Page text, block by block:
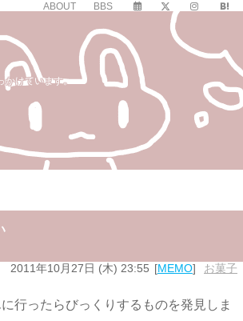
ABOUT BBS
かけています。
2011年10月27日 (木) 23:55 MEMO お菓子
行ったらびっくりするものを発見しま